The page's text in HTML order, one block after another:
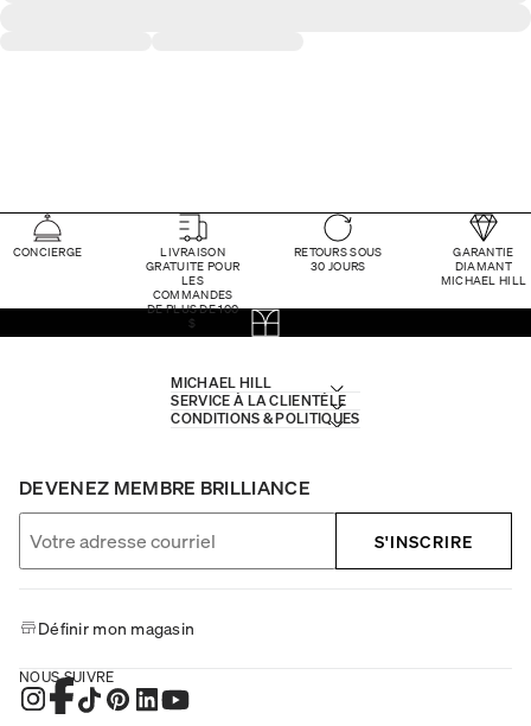
CONCIERGE
LIVRAISON
GRATUITE POUR
LES
COMMANDES
DE PLUS DE 100
$
RETOURS SOUS
30 JOURS
GARANTIE
DIAMANT
MICHAEL HILL
MICHAEL HILL
SERVICE À LA CLIENTÈLE
CONDITIONS & POLITIQUES
DEVENEZ MEMBRE BRILLIANCE
S'INSCRIRE
Définir mon magasin
NOUS SUIVRE